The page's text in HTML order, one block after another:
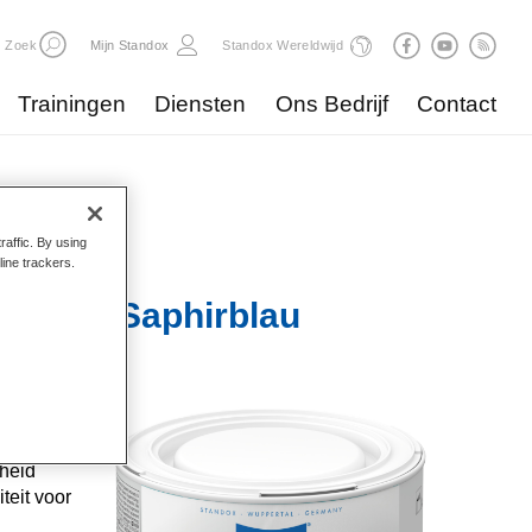
Zoek Mijn Standox Standox Wereldwijd
Trainingen Diensten Ons Bedrijf Contact
339 Saphirblau
voor
By using
trackers.